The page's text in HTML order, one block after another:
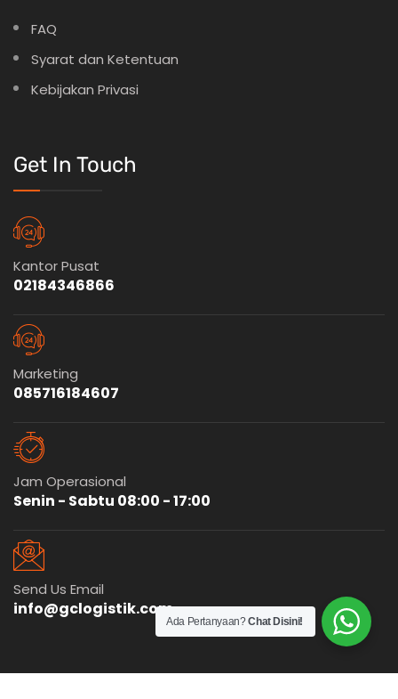
FAQ
Syarat dan Ketentuan
Kebijakan Privasi
Get In Touch
Kantor Pusat
02184346866
Marketing
085716184607
Jam Operasional
Senin - Sabtu 08:00 - 17:00
Send Us Email
info@gclogistik.com
Ada Pertanyaan?Chat Disini!